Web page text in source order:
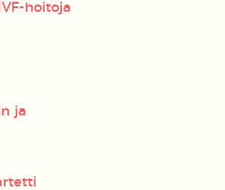
hoitoja
ja